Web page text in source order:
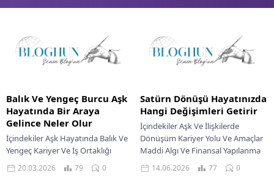
Balık Ve Yengeç Burcu Aşk
Hayatında Bir Araya
Gelince Neler Olur
İçindekiler Aşk Hayatında Balık Ve
Yengeç Kariyer Ve İş Ortaklığı
Maddi Konularda Yaklaşımları Su
elementinin iki güçlü temsilcisi,
20.03.2026 79 0
Satürn Dönüşü Hayatınızda
Hangi Değişimleri Getirir
İçindekiler Aşk Ve İlişkilerde
Dönüşüm Kariyer Yolu Ve Amaçlar
Maddi Algı Ve Finansal Yapılanma
Kozmik saatler işlemeye devam
ederken, her...
14.06.2026 77 0